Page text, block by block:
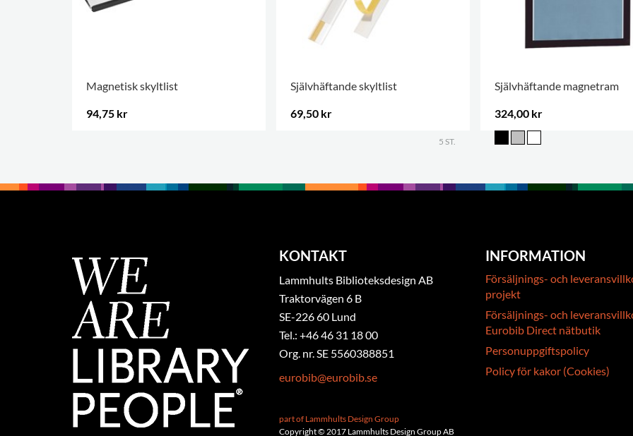
Magnetisk skyltlist
94,75 kr
Självhäftande skyltlist
69,50 kr
5 ST.
Självhäftande magnetram
324,00 kr
KONTAKT
Lammhults Biblioteksdesign AB
Traktorvägen 6 B
SE-226 60 Lund
Tel.: +46 46 31 18 00
Org. nr. SE 5560388851
eurobib@eurobib.se
part of Lammhults Design Group
Copyright © 2017 Lammhults Design Group AB
INFORMATION
Försäljnings- och
projekt
Försäljnings- och
Eurobib Direct nätbutik
Personuppgiftspolicy
Policy för kakor (Cookies)